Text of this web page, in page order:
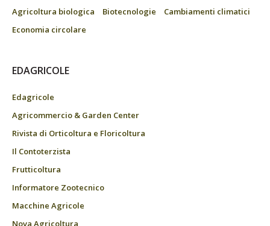
Agricoltura biologica
Biotecnologie
Cambiamenti climatici
Economia circolare
EDAGRICOLE
Edagricole
Agricommercio & Garden Center
Rivista di Orticoltura e Floricoltura
Il Contoterzista
Frutticoltura
Informatore Zootecnico
Macchine Agricole